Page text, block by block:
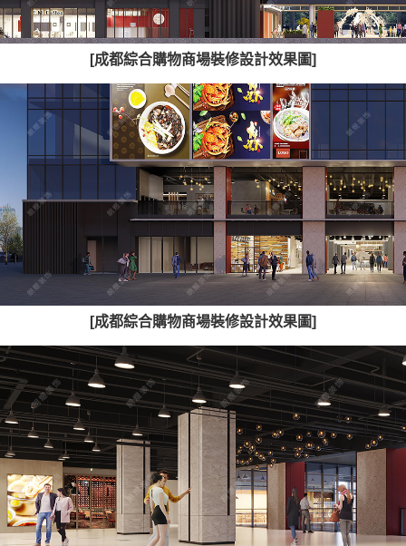
[成都綜合購物商場裝修設計效果圖]
[成都綜合購物商場裝修設計效果圖]